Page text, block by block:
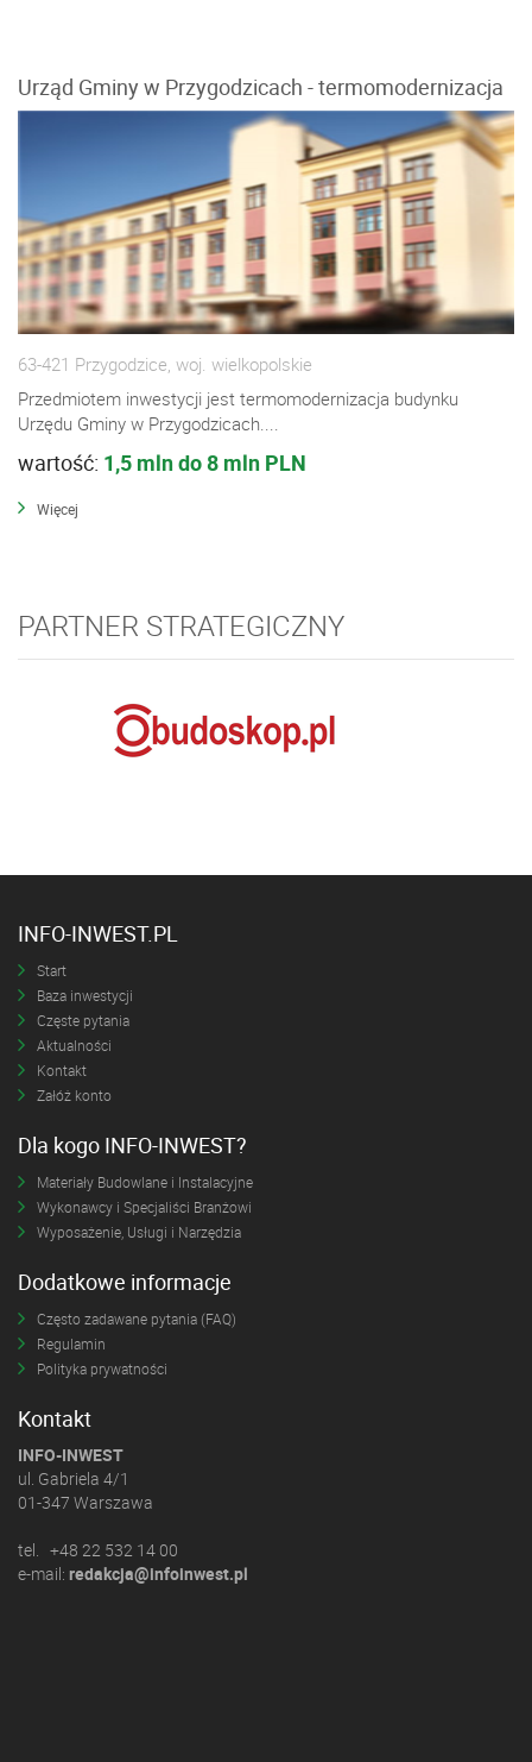
Urząd Gminy w Przygodzicach - termomodernizacja
63-421 Przygodzice, woj. wielkopolskie
Przedmiotem inwestycji jest termomodernizacja budynku
Urzędu Gminy w Przygodzicach....
wartość: 1,5 mln do 8 mln PLN
Więcej
PARTNER STRATEGICZNY
INFO-INWEST.PL
Start
Baza inwestycji
Częste pytania
Aktualności
Kontakt
Załóż konto
Dla kogo INFO-INWEST?
Materiały Budowlane i Instalacyjne
Wykonawcy i Specjaliści Branżowi
Wyposażenie, Usługi i Narzędzia
Dodatkowe informacje
Często zadawane pytania (FAQ)
Regulamin
Polityka prywatności
Kontakt
INFO-INWEST
ul. Gabriela 4/1
01-347 Warszawa
tel. +48 22 532 14 00
e-mail: redakcja@infoinwest.pl